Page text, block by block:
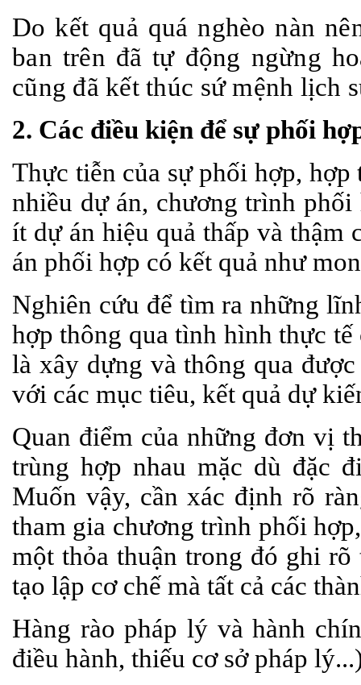
Do kết quả quá nghèo nàn
ban trên đã tự động ngừng
cũng đã kết thúc sứ mệnh lịch
2. Các điều kiện để sự phối
Thực tiễn của sự phối hợp,
nhiều dự án, chương trình
ít dự án hiệu quả thấp và
án phối hợp có kết quả như
Nghiên cứu để tìm ra những
hợp thông qua tình hình thực
là xây dựng và thông qua
với các mục tiêu, kết quả dự
Quan điểm của những đơn vị
trùng hợp nhau mặc dù đặc
Muốn vậy, cần xác định rõ
tham gia chương trình phối
một thỏa thuận trong đó ghi
tạo lập cơ chế mà tất cả các
Hàng rào pháp lý và hành
điều hành, thiếu cơ sở pháp